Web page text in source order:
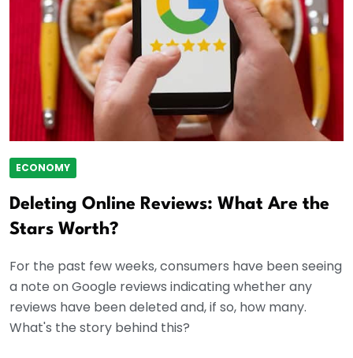
ECONOMY
Deleting Online Reviews: What Are the
Stars Worth?
For the past few weeks, consumers have been seeing
a note on Google reviews indicating whether any
reviews have been deleted and, if so, how many.
What's the story behind this?